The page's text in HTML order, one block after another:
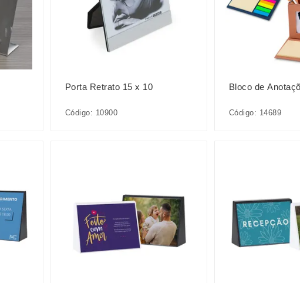
Porta Retrato 15 x 10
Código: 10900
Bloco de
Código: 14689